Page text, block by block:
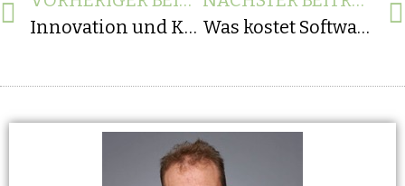
Innovation und Kreativität in mittelständischen Unternehmen
Was kostet Softwareentwicklung, ein externer Senior Entwickler (Java, Microsoft, C++, cSharpe, PHP)